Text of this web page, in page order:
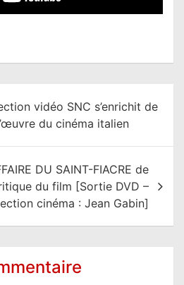
vidéo SNC s’enrichit de
du cinéma italien
DU SAINT-FIACRE de
du film [Sortie DVD –
cinéma : Jean Gabin]